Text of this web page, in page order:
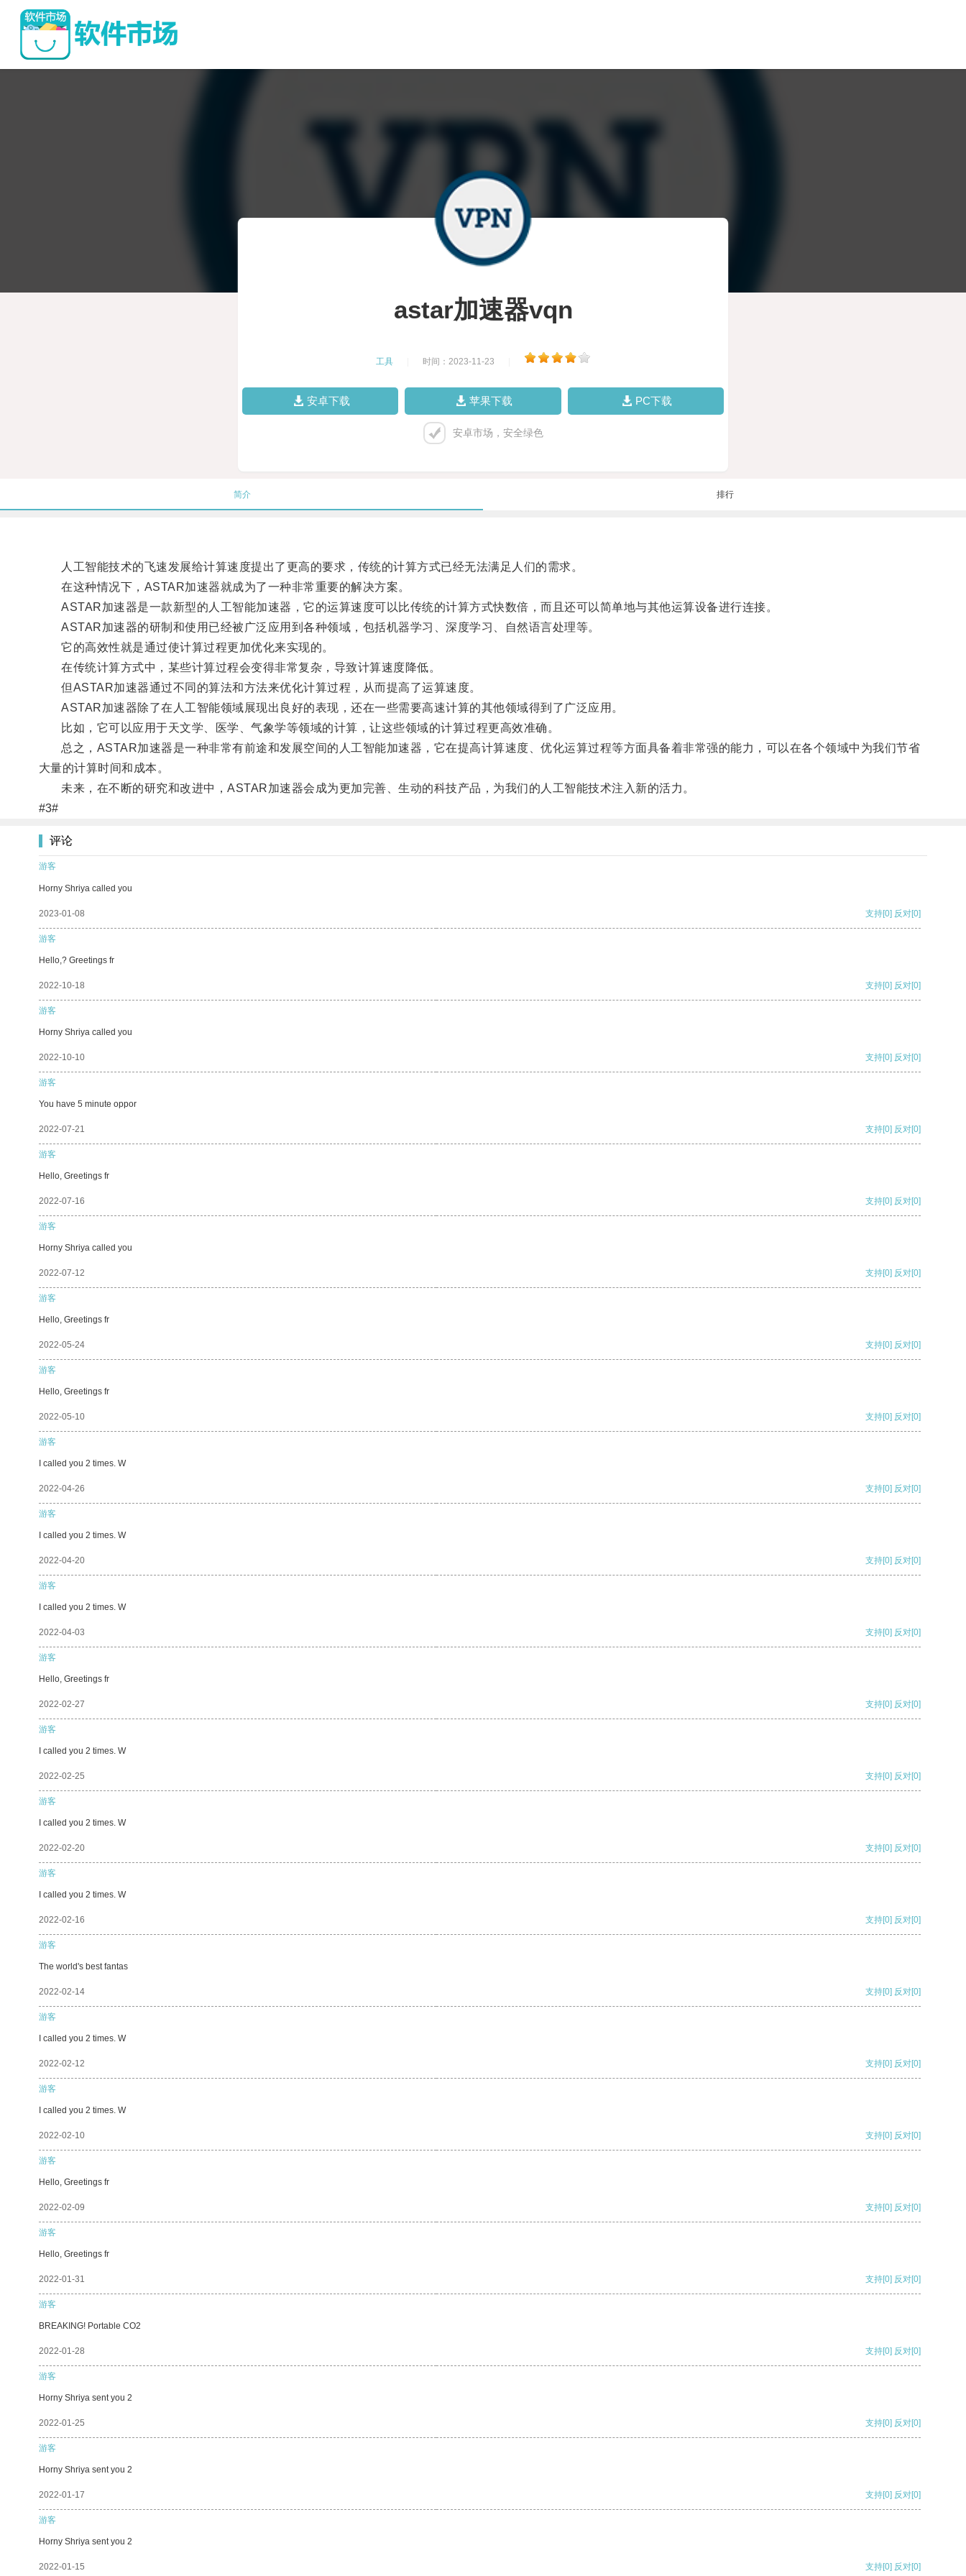
astar加速器vqn
工具 时间：2023-11-23
安卓下载 苹果下载 PC下载
安卓市场，安全绿色
简介 排行
人工智能技术的飞速发展给计算速度提出了更高的要求，传统的计算方式已经无法满足人们的需求。
在这种情况下，ASTAR加速器就成为了一种非常重要的解决方案。
ASTAR加速器是一款新型的人工智能加速器，它的运算速度可以比传统的计算方式快数倍，而且还可以简单地与其他运算设备进行连接。
ASTAR加速器的研制和使用已经被广泛应用到各种领域，包括机器学习、深度学习、自然语言处理等。
它的高效性就是通过使计算过程更加优化来实现的。
在传统计算方式中，某些计算过程会变得非常复杂，导致计算速度降低。
但ASTAR加速器通过不同的算法和方法来优化计算过程，从而提高了运算速度。
ASTAR加速器除了在人工智能领域展现出良好的表现，还在一些需要高速计算的其他领域得到了广泛应用。
比如，它可以应用于天文学、医学、气象学等领域的计算，让这些领域的计算过程更高效准确。
总之，ASTAR加速器是一种非常有前途和发展空间的人工智能加速器，它在提高计算速度、优化运算过程等方面具备着非常强的能力，可以在各个领域中为我们节省
大量的计算时间和成本。
未来，在不断的研究和改进中，ASTAR加速器会成为更加完善、生动的科技产品，为我们的人工智能技术注入新的活力。
#3#
评论
游客
Horny Shriya called you
2023-01-08 支持[0] 反对[0]
游客
Hello,? Greetings fr
2022-10-18 支持[0] 反对[0]
游客
Horny Shriya called you
2022-10-10 支持[0] 反对[0]
游客
You have 5 minute oppor
2022-07-21 支持[0] 反对[0]
游客
Hello, Greetings fr
2022-07-16 支持[0] 反对[0]
游客
Horny Shriya called you
2022-07-12 支持[0] 反对[0]
游客
Hello, Greetings fr
2022-05-24 支持[0] 反对[0]
游客
Hello, Greetings fr
2022-05-10 支持[0] 反对[0]
游客
I called you 2 times. W
2022-04-26 支持[0] 反对[0]
游客
I called you 2 times. W
2022-04-20 支持[0] 反对[0]
游客
I called you 2 times. W
2022-04-03 支持[0] 反对[0]
游客
Hello, Greetings fr
2022-02-27 支持[0] 反对[0]
游客
I called you 2 times. W
2022-02-25 支持[0] 反对[0]
游客
I called you 2 times. W
2022-02-20 支持[0] 反对[0]
游客
I called you 2 times. W
2022-02-16 支持[0] 反对[0]
游客
The world's best fantas
2022-02-14 支持[0] 反对[0]
游客
I called you 2 times. W
2022-02-12 支持[0] 反对[0]
游客
I called you 2 times. W
2022-02-10 支持[0] 反对[0]
游客
Hello, Greetings fr
2022-02-09 支持[0] 反对[0]
游客
Hello, Greetings fr
2022-01-31 支持[0] 反对[0]
游客
BREAKING! Portable CO2
2022-01-28 支持[0] 反对[0]
游客
Horny Shriya sent you 2
2022-01-25 支持[0] 反对[0]
游客
Horny Shriya sent you 2
2022-01-17 支持[0] 反对[0]
游客
Horny Shriya sent you 2
2022-01-15 支持[0] 反对[0]